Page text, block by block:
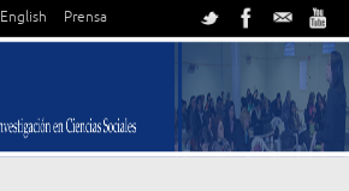
English Prensa